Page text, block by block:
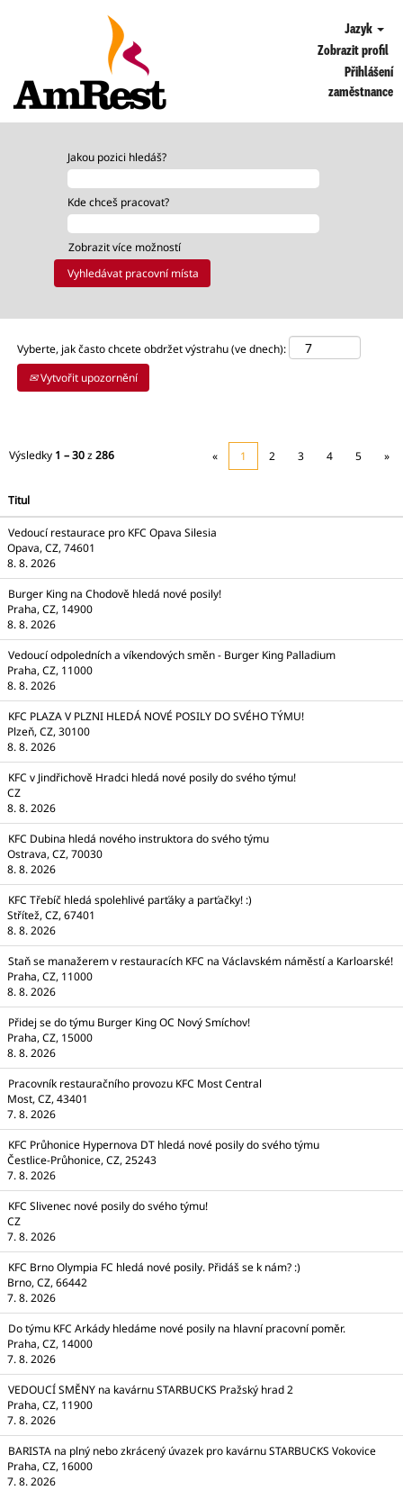
Jazyk
Zobrazit profil
Přihlášení
zaměstnance
OPS_CZ
Jakou pozici hledáš?
Kde chceš pracovat?
Zobrazit více možností
Vyberte, jak často chcete obdržet výstrahu (ve dnech):
Vytvořit upozornění
Výsledky 1 – 30z286 « 1 2 3 4 5 »
Titul
Vedoucí restaurace pro KFC Opava Silesia
Opava, CZ, 74601
8. 8. 2026
Burger King na Chodově hledá nové posily!
Praha, CZ, 14900
8. 8. 2026
Vedoucí odpoledních a víkendových směn - Burger King Palladium
Praha, CZ, 11000
8. 8. 2026
KFC PLAZA V PLZNI HLEDÁ NOVÉ POSILY DO SVÉHO TÝMU!
Plzeň, CZ, 30100
8. 8. 2026
KFC v Jindřichově Hradci hledá nové posily do svého týmu!
CZ
8. 8. 2026
KFC Dubina hledá nového instruktora do svého týmu
Ostrava, CZ, 70030
8. 8. 2026
KFC Třebíč hledá spolehlivé parťáky a parťačky! :)
Střítež, CZ, 67401
8. 8. 2026
Staň se manažerem v restauracích KFC na Václavském náměstí a Karloarské!
Praha, CZ, 11000
8. 8. 2026
Přidej se do týmu Burger King OC Nový Smíchov!
Praha, CZ, 15000
8. 8. 2026
Pracovník restauračního provozu KFC Most Central
Most, CZ, 43401
7. 8. 2026
KFC Průhonice Hypernova DT hledá nové posily do svého týmu
Čestlice-Průhonice, CZ, 25243
7. 8. 2026
KFC Slivenec nové posily do svého týmu!
CZ
7. 8. 2026
KFC Brno Olympia FC hledá nové posily. Přidáš se k nám? :)
Brno, CZ, 66442
7. 8. 2026
Do týmu KFC Arkády hledáme nové posily na hlavní pracovní poměr.
Praha, CZ, 14000
7. 8. 2026
VEDOUCÍ SMĚNY na kavárnu STARBUCKS Pražský hrad 2
Praha, CZ, 11900
7. 8. 2026
BARISTA na plný nebo zkrácený úvazek pro kavárnu STARBUCKS Vokovice
Praha, CZ, 16000
7. 8. 2026